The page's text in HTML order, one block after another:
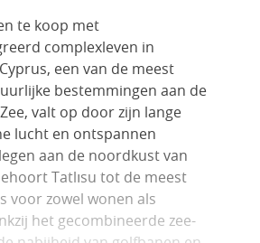
te koop met
complexleven in
een van de meest
bestemmingen aan de
valt op door zijn lange
lucht en ontspannen
aan de noordkust van
Tatlısu tot de meest
voor zowel wonen als
het gecombineerde zee-